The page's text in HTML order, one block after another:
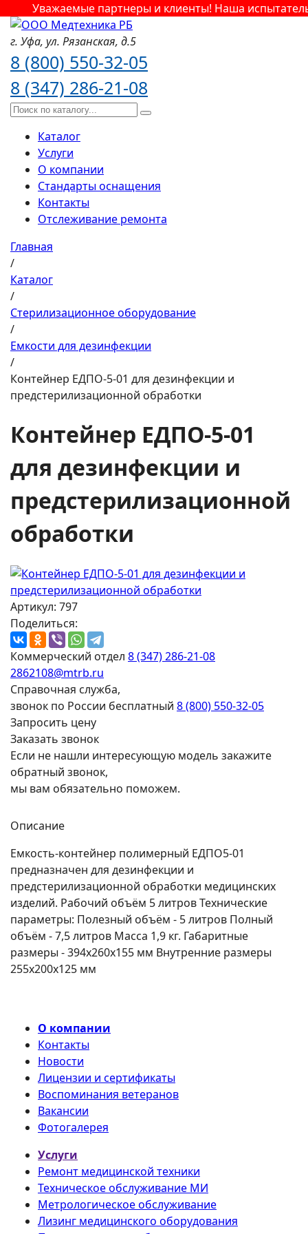
Уважаемые партнеры и клиенты! Наша
г. Уфа, ул. Рязанская, д.5
8 (800) 550-32-05
8 (347) 286-21-08
Каталог
Услуги
О компании
Стандарты оснащения
Контакты
Отслеживание ремонта
Главная
/
Каталог
/
Стерилизационное оборудование
/
Емкости для дезинфекции
/
Контейнер ЕДПО-5-01 для дезинфекции и
предстерилизационной обработки
Контейнер ЕДПО-5-01
для дезинфекции и
предстерилизационной
обработки
Артикул: 797
Поделиться:
Коммерческий отдел 8 (347) 286-21-08
2862108@mtrb.ru
Справочная служба,
звонок по России бесплатный 8 (800) 550-32-05
Запросить цену
Заказать звонок
Если не нашли интересующую модель закажите
обратный звонок,
мы вам обязательно поможем.
Описание
Емкость-контейнер полимерный ЕДПО5-01
предназначен для дезинфекции и
предстерилизационной обработки медицинских
изделий. Рабочий объём 5 литров Технические
параметры: Полезный объём - 5 литров Полный
объём - 7,5 литров Масса 1,9 кг. Габаритные
размеры - 394х260х155 мм Внутренние размеры
255х200х125 мм
О компании
Контакты
Новости
Лицензии и сертификаты
Воспоминания ветеранов
Вакансии
Фотогалерея
Услуги
Ремонт медицинской техники
Техническое обслуживание МИ
Метрологическое обслуживание
Лизинг медицинского оборудования